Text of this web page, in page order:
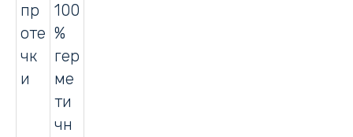
пр
оте
чк
и
100
%
гер
ме
ти
чн